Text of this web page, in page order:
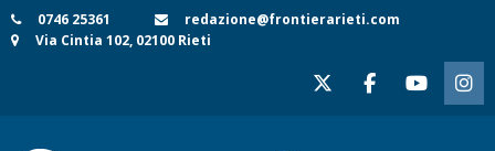
Skip
to
0746 25361
redazione@frontierarieti.com
Via Cintia 102, 02100 Rieti